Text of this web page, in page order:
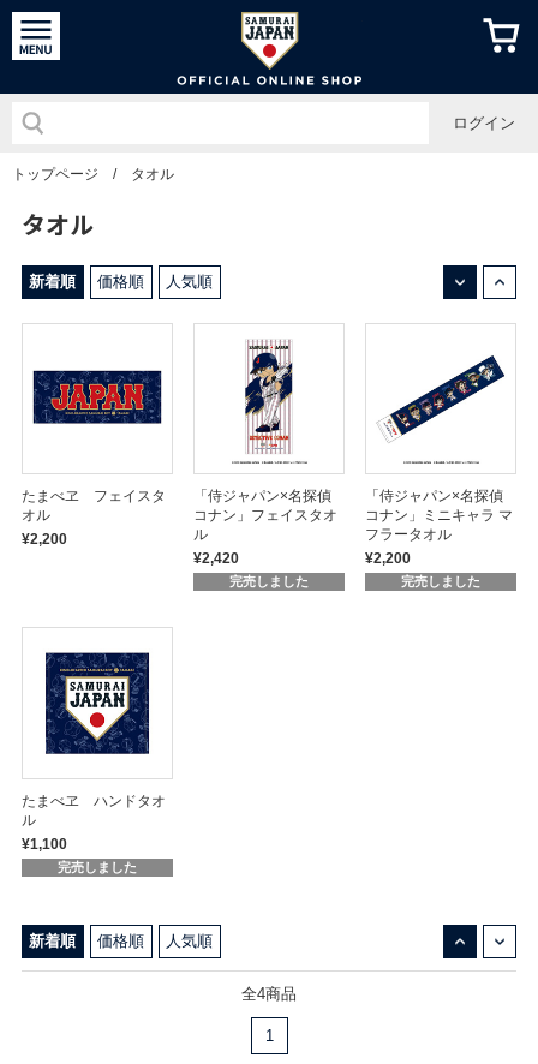
侍ジャパ
ログイン
トップページ / タオル
タオル
新着順 価格順 人気順
たまべヱ フェイスタ
オル
¥2,200
「侍ジャパン×名探偵
コナン」フェイスタオ
ル
¥2,420
完売しました
「侍ジャパン×名探偵
コナン」ミニキャラ マ
フラータオル
¥2,200
完売しました
たまべヱ ハンドタオ
ル
¥1,100
完売しました
新着順 価格順 人気順
全4商品
1